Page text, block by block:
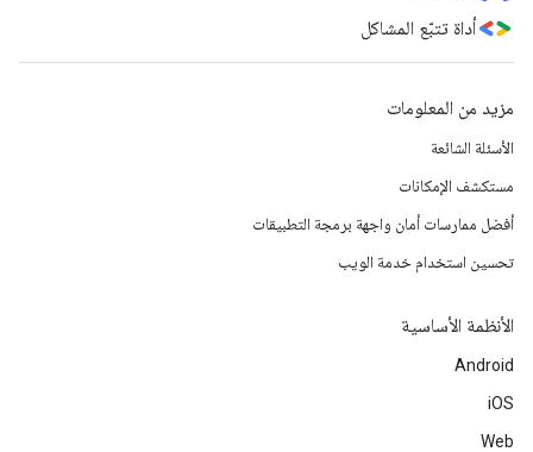
أداة تتبّع المشاكل
مزيد من المعلومات
الأسئلة الشائعة
مستكشف الإمكانات
أفضل ممارسات أمان واجهة برمجة التطبيقات
تحسين استخدام خدمة الويب
الأنظمة الأساسية
Android
iOS
Web